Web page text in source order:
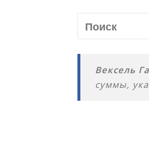
Вексель
суммы,